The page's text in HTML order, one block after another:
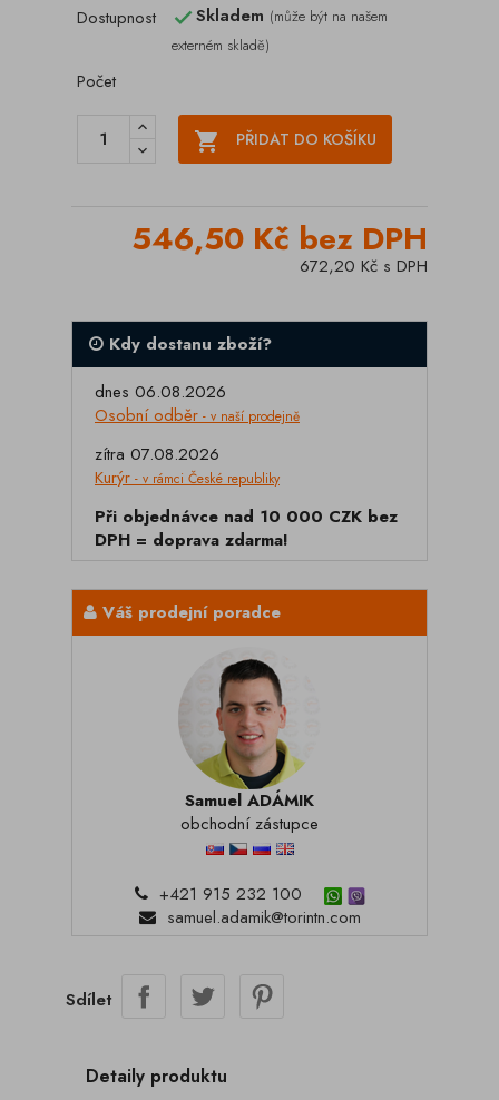
Dostupnost
Skladem (může být na našem
externém skladě)
Počet
 PŘIDAT DO KOŠÍKU
546,50 Kč bez DPH
672,20 Kč s DPH
Kdy dostanu zboží?
dnes 06.08.2026
Osobní odběr - v naší prodejně
zítra 07.08.2026
Kurýr - v rámci České republiky
Při objednávce nad 10 000 CZK bez
DPH = doprava zdarma!
Váš prodejní poradce
Samuel ADÁMIK
obchodní zástupce
+421 915 232 100
samuel.adamik@torintn.com
Sdílet
Detaily produktu